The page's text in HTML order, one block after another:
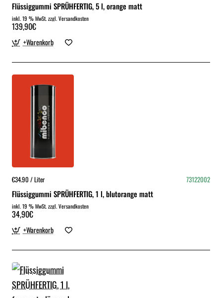
Flüssiggummi SPRÜHFERTIG, 5 l, orange matt
inkl. 19 % MwSt. zzgl. Versandkosten
139,90€
+Warenkorb
€34.90 / Liter 73122002
Flüssiggummi SPRÜHFERTIG, 1 l, blutorange matt
inkl. 19 % MwSt. zzgl. Versandkosten
34,90€
+Warenkorb